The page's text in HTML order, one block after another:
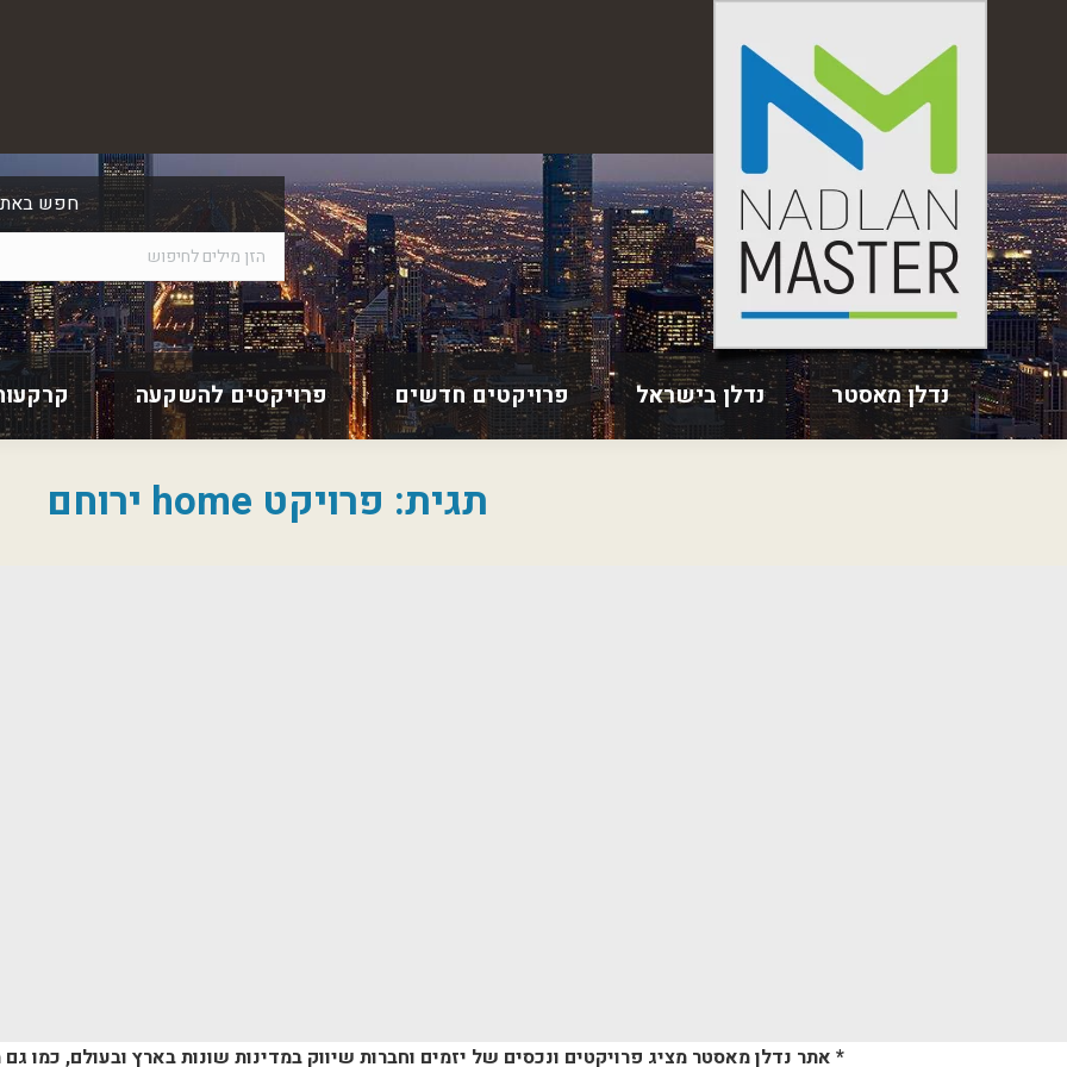
חפש
נדלן מאסטר נדלן בישראל פרויקטים חדשים פרויקטים להשקעה
תגית: פרויקט home ירוחם
* אתר נדלן מאסטר מציג פרויקטים ונכסים של יזמים וחברות שיווק במדינות שונות בארץ ובעולם, כמו